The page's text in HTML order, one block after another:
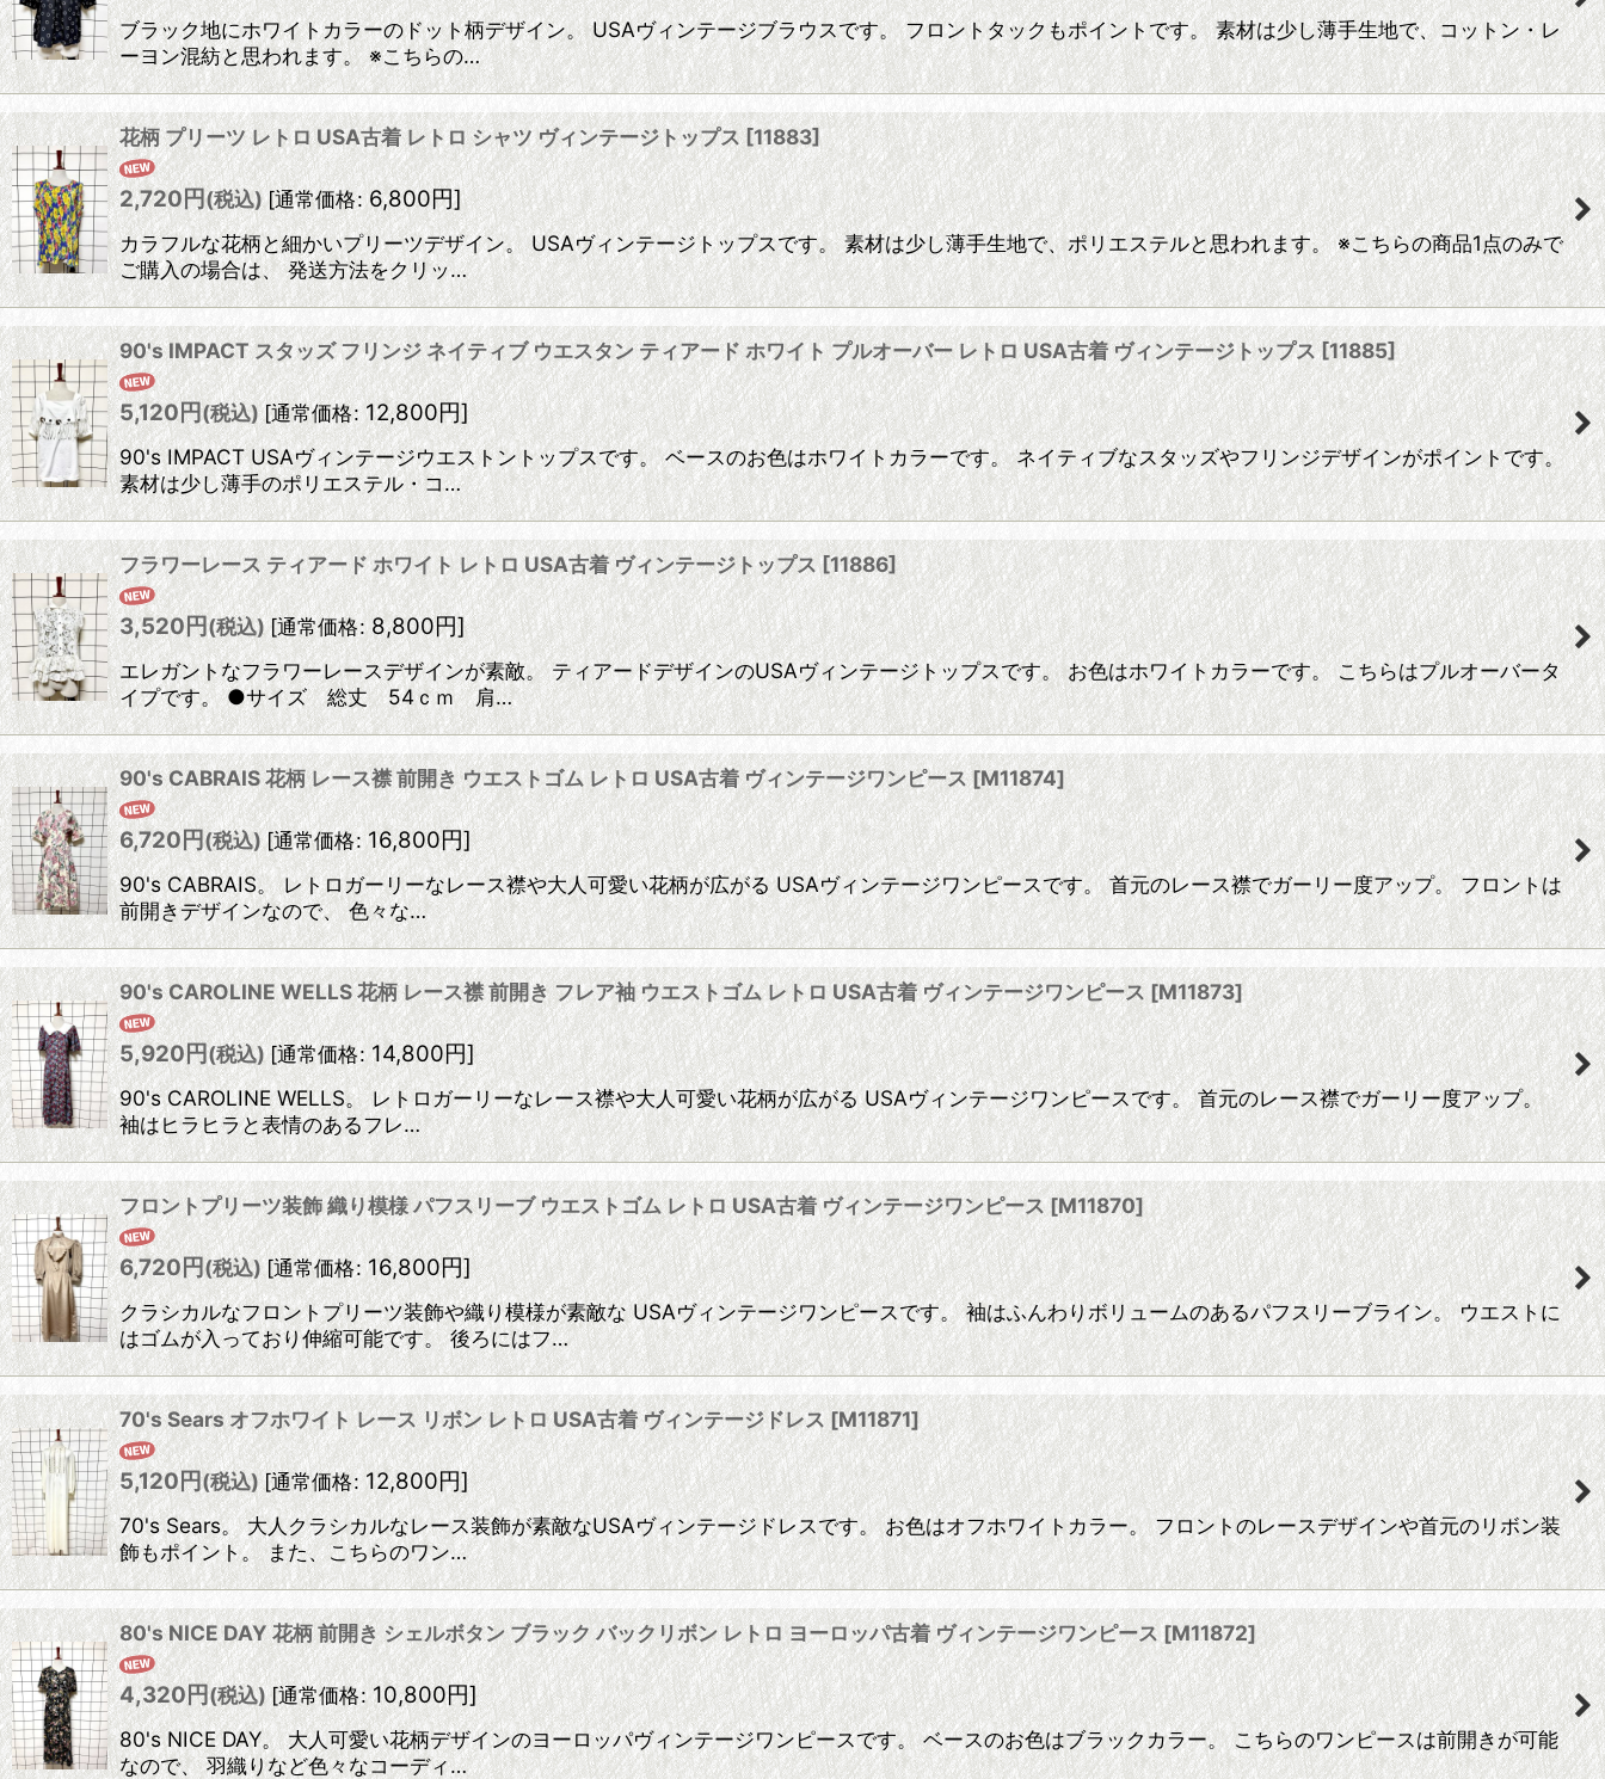
ブラック地にホワイトカラーのドット柄デザイン。 USAヴィンテージブラウスです。 フロントタックもポイントです。 素材は少し薄手生地で、コットン・レ
ーヨン混紡と思われます。 ※こちらの…
花柄 プリーツ レトロ USA古着 レトロ シャツ ヴィンテージトップス[11883]
2,720 円(税込) [通常価格: 6,800円]
カラフルな花柄と細かいプリーツデザイン。 USAヴィンテージトップスです。 素材は少し薄手生地で、ポリエステルと思われます。 ※こちらの商品1点のみで
ご購入の場合は、 発送方法をクリッ…
90's IMPACT スタッズ フリンジ ネイティブ ウエスタン ティアード ホワイト プルオーバー レトロ USA古着 ヴィンテージトップス [11885]
5,120円(税込) [通常価格: 12,800円]
90's IMPACT USAヴィンテージウエストントップスです。 ベースのお色はホワイトカラーです。 ネイティブなスタッズやフリンジデザインがポイントです。
素材は少し薄手のポリエステル・コ…
フラワーレース ティアード ホワイト レトロ USA古着 ヴィンテージトップス [11886]
3,520円(税込) [通常価格: 8,800円]
エレガントなフラワーレースデザインが素敵。 ティアードデザインのUSAヴィンテージトップスです。 お色はホワイトカラーです。 こちらはプルオーバータ
イプです。 ●サイズ 総丈 54ｃｍ 肩…
90's CABRAIS 花柄 レース襟 前開き ウエストゴム レトロ USA古着 ヴィンテージワンピース[M11874]
6,720円(税込)[通常価格: 16,800円]
90's CABRAIS。 レトロガーリーなレース襟や大人可愛い花柄が広がる USAヴィンテージワンピースです。 首元のレース襟でガーリー度アップ。 フロントは
前開きデザインなので、 色々な…
90's CAROLINE WELLS 花柄 レース襟 前開き フレア袖 ウエストゴム レトロ USA古着 ヴィンテージワンピース [M11873]
5,920円(税込) [通常価格: 14,800円]
90's CAROLINE WELLS。 レトロガーリーなレース襟や大人可愛い花柄が広がる USAヴィンテージワンピースです。 首元のレース襟でガーリー度アップ。
袖はヒラヒラと表情のあるフレ…
フロントプリーツ装飾 織り模様 パフスリーブ ウエストゴム レトロ USA古着 ヴィンテージワンピース [M11870]
6,720円(税込) [通常価格: 16,800円]
クラシカルなフロントプリーツ装飾や織り模様が素敵な USAヴィンテージワンピースです。 袖はふんわりボリュームのあるパフスリーブライン。 ウエストに
はゴムが入っており伸縮可能です。 後ろにはフ…
70's Sears オフホワイト レース リボン レトロ USA古着 ヴィンテージドレス[M11871]
5,120円(税込) [通常価格: 12,800円]
70's Sears。 大人クラシカルなレース装飾が素敵なUSAヴィンテージドレスです。 お色はオフホワイトカラー。 フロントのレースデザインや首元のリボン装
飾もポイント。 また、こちらのワン…
80's NICE DAY 花柄 前開き シェルボタン ブラック バックリボン レトロ ヨーロッパ古着 ヴィンテージワンピース [M11872]
4,320円(税込) [通常価格: 10,800円]
80's NICE DAY。 大人可愛い花柄デザインのヨーロッパヴィンテージワンピースです。 ベースのお色はブラックカラー。 こちらのワンピースは前開きが可能
なので、 羽織りなど色々なコーディ…